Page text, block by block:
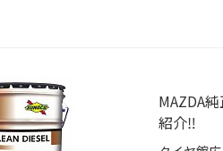
MAZDA
紹介‼️